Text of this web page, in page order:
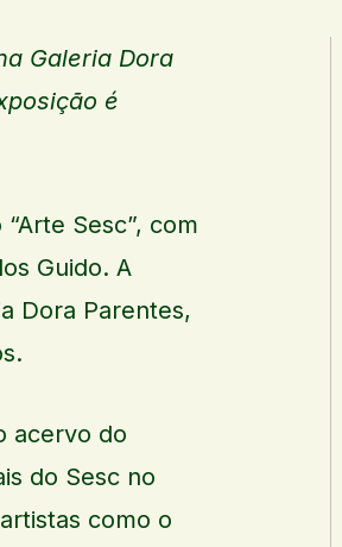
Galeria Dora
é
Sesc”, com
Guido. A
Dora Parentes,
acervo do
do Sesc no
como o